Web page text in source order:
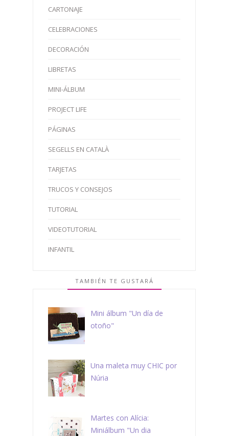
CARTONAJE
CELEBRACIONES
DECORACIÓN
LIBRETAS
MINI-ÁLBUM
PROJECT LIFE
PÁGINAS
SEGELLS EN CATALÀ
TARJETAS
TRUCOS Y CONSEJOS
TUTORIAL
VIDEOTUTORIAL
INFANTIL
TAMBIÉN TE GUSTARÁ
Mini álbum "Un día de
otoño"
Una maleta muy CHIC por
Núria
Martes con Alícia:
Miniálbum "Un dia